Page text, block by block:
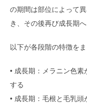
の期間は部位によって
き、その後再び成長期
以下が各段階の特徴を
• 成長期：メラニン色
する
• 成長期：毛根と毛乳